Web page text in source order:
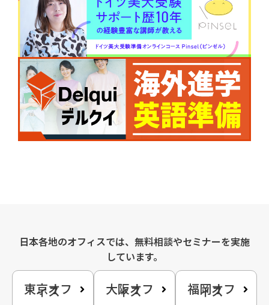
日本各地のオフィスでは、無料相談やセミナーを実施
しています。
東京オフ
ィス 大阪オフ
ィス 福岡オフ
ィス